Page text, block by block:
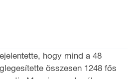
hogy mind a 48
összesen 1248 fős